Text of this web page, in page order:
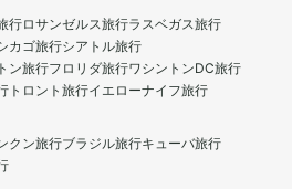
行ロサンゼルス旅行ラスベガス旅行
カゴ旅行シアトル旅行
ン旅行フロリダ旅行ワシントンDC旅行
トロント旅行イエローナイフ旅行
クン旅行ブラジル旅行キューバ旅行